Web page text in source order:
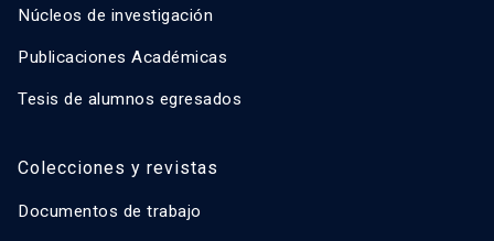
Núcleos de investigación
Publicaciones Académicas
Tesis de alumnos egresados
Colecciones y revistas
Documentos de trabajo